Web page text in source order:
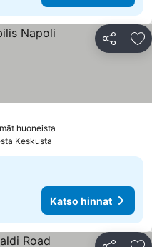
Jaa
huoneista
Keskusta
Katso hinnat